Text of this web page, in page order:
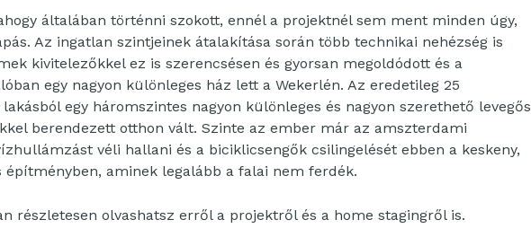
általában történni szokott, ennél a projektnél sem ment minden úgy,
Az ingatlan szintjeinek átalakítása során több technikai nehézség is
kivitelezőkkel ez is szerencsésen és gyorsan megoldódott és a
egy nagyon különleges ház lett a Wekerlén. Az eredetileg 25
egy háromszintes nagyon különleges és nagyon szerethető levegős
berendezett otthon vált. Szinte az ember már az amszterdami
véli hallani és a biciklicsengők csilingelését ebben a keskeny,
építményben, aminek legalább a falai nem ferdék.
részletesen olvashatsz erről a projektről és a home stagingről is.